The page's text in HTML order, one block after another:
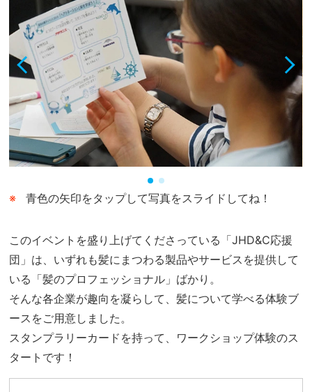
青色の矢印をタップして写真をスライドしてね！
このイベントを盛り上げてくださっている「JHD&C応援
団」は、いずれも髪にまつわる製品やサービスを提供して
いる「髪のプロフェッショナル」ばかり。
そんな各企業が趣向を凝らして、髪について学べる体験ブ
ースをご用意しました。
スタンプラリーカードを持って、ワークショップ体験のス
タートです！